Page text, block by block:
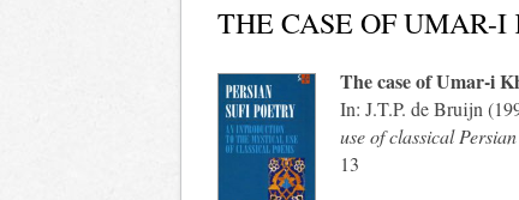
THE CASE OF UMAR-
The case of Umar-i
In: J.T.P. de Bruijn
use of classical
13